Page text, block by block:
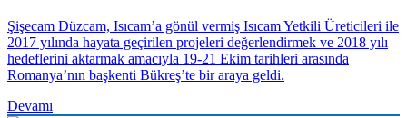
Şişecam Düzcam, Isıcam’a gönül vermiş Isıcam Yetkili Üreticileri ile
2017 yılında hayata geçirilen projeleri değerlendirmek ve 2018 yılı
hedeflerini aktarmak amacıyla 19-21 Ekim tarihleri arasında
Romanya’nın başkenti Bükreş’te bir araya geldi.
Devamı